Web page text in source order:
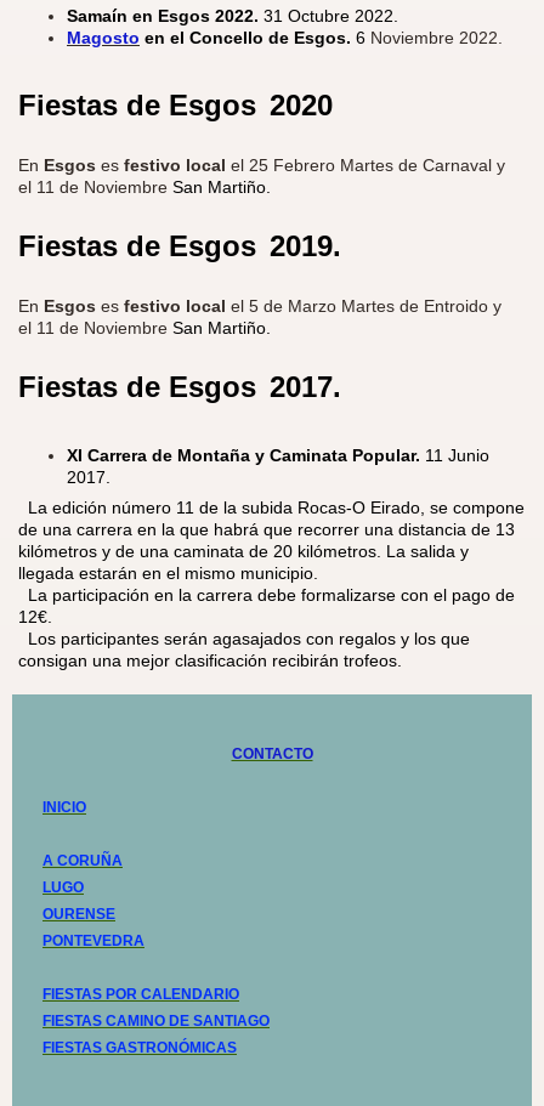
Samaín en Esgos 2022. 31 Octubre 2022.
Magosto en el Concello de Esgos. 6 Noviembre 2022.
Fiestas de Esgos 2020
En Esgos es festivo local el 25 Febrero Martes de Carnaval y
el 11 de Noviembre San Martiño.
Fiestas de Esgos 2019.
En Esgos es festivo local el 5 de Marzo Martes de Entroido y
el 11 de Noviembre San Martiño.
Fiestas de Esgos 2017.
XI Carrera de Montaña y Caminata Popular. 11 Junio
2017.
​ La edición número 11 de la subida Rocas-O Eirado, se compone
de una carrera en la que habrá que recorrer una distancia de 13
kilómetros y de una caminata de 20 kilómetros. La salida y
llegada estarán en el mismo municipio.
La participación en la carrera debe formalizarse con el pago de
12€.
Los participantes serán agasajados con regalos y los que
consigan una mejor clasificación recibirán trofeos.
CONTACTO
INICIO
A CORUÑA
LUGO
OURENSE
PONTEVEDRA
FIESTAS POR CALENDARIO
FIESTAS CAMINO DE SANTIAGO
FIESTAS GASTRONÓMICAS